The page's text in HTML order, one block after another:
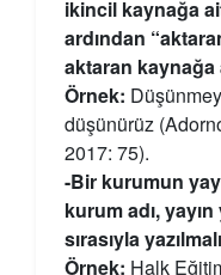
ikincil kaynağa
ardından
aktaran
Örnek:
düşünürüz
2017: 75).
-Bir kurumun
kurum adı,
sırasıyla
Örnek: Halk